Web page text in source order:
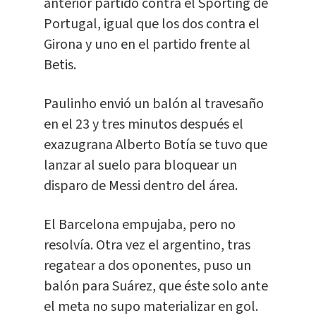
Portugal, igual que los dos contra el
Girona y uno en el partido frente al
Betis.
Paulinho envió un balón al travesaño
en el 23 y tres minutos después el
exazugrana Alberto Botía se tuvo que
lanzar al suelo para bloquear un
disparo de Messi dentro del área.
El Barcelona empujaba, pero no
resolvía. Otra vez el argentino, tras
regatear a dos oponentes, puso un
balón para Suárez, que éste solo ante
el meta no supo materializar en gol.